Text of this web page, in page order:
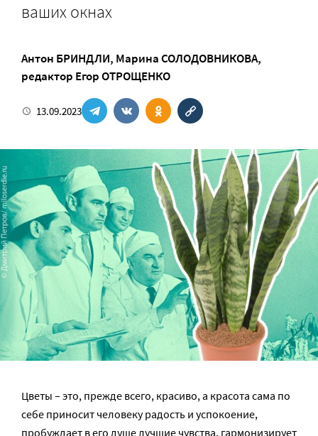
ваших окнах
Антон БРИНДЛИ, Марина СОЛОДОВНИКОВА,
редактор Егор ОТРОЩЕНКО
13.09.2023
Цветы – это, прежде всего, красиво, а красота сама по
себе приносит человеку радость и успокоение,
пробуждает в его душе лучшие чувства, гармонизирует